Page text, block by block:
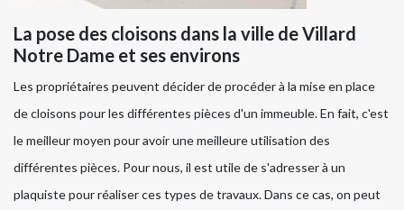
La pose des cloisons dans la ville de Villard
Notre Dame et ses environs
Les propriétaires peuvent décider de procéder à la mise en place
de cloisons pour les différentes pièces d'un immeuble. En fait, c'est
le meilleur moyen pour avoir une meilleure utilisation des
différentes pièces. Pour nous, il est utile de s'adresser à un
plaquiste pour réaliser ces types de travaux. Dans ce cas, on peut